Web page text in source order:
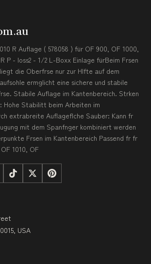
R Auflage ( 578058 ) für OF 900, OF 1000,
P - loss2 - 1/2 L-Boxx Einlage fürBeim Frsen
die Oberfrse nur zur Hlfte auf dem
ermglicht eine sichere und stabile
Stabile Auflage im Kantenbereich. Strken
Hohe Stabilitt beim Arbeiten im
extrabreite Auflageflche Sauber: Kann fr
mit dem Spanfnger kombiniert werden
Frsen im Kantenbereich Passend fr fr
1010, OF
USA